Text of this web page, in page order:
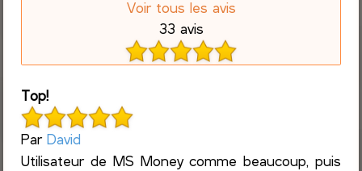
Voir tous les avis
33 avis
Top!
ParDavid
Utilisateur de MS Money comme beaucoup, puis